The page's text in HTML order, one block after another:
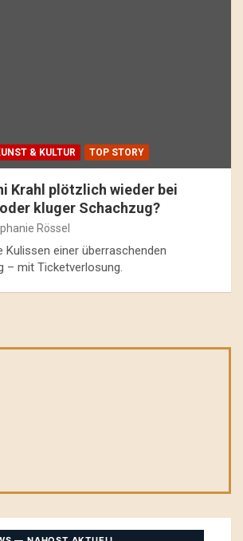
& KULTUR TOP STORY
Krahl plötzlich wieder bei
kluger Schachzug?
Rössel
Kulissen einer überraschenden
– mit Ticketverlosung.